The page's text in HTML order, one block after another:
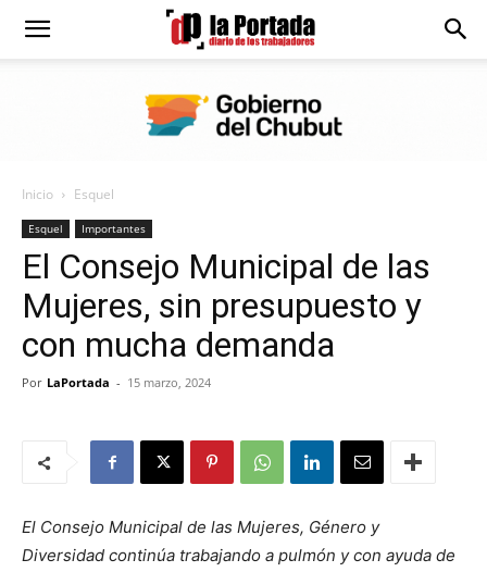
Diario
Portada
Inicio Esquel
Esquel Importantes
El Consejo Municipal de las
Mujeres, sin presupuesto y
con mucha demanda
Por LaPortada - 15 marzo, 2024
El Consejo Municipal de las Mujeres, Género y
Diversidad continúa trabajando a pulmón y con ayuda de